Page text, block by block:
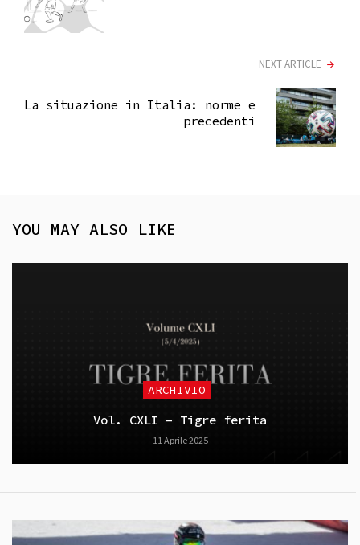
NEXT ARTICLE
La situazione in Italia: norme e
precedenti
YOU MAY ALSO LIKE
ARCHIVIO
Vol. CXLI – Tigre ferita
11 Aprile 2025